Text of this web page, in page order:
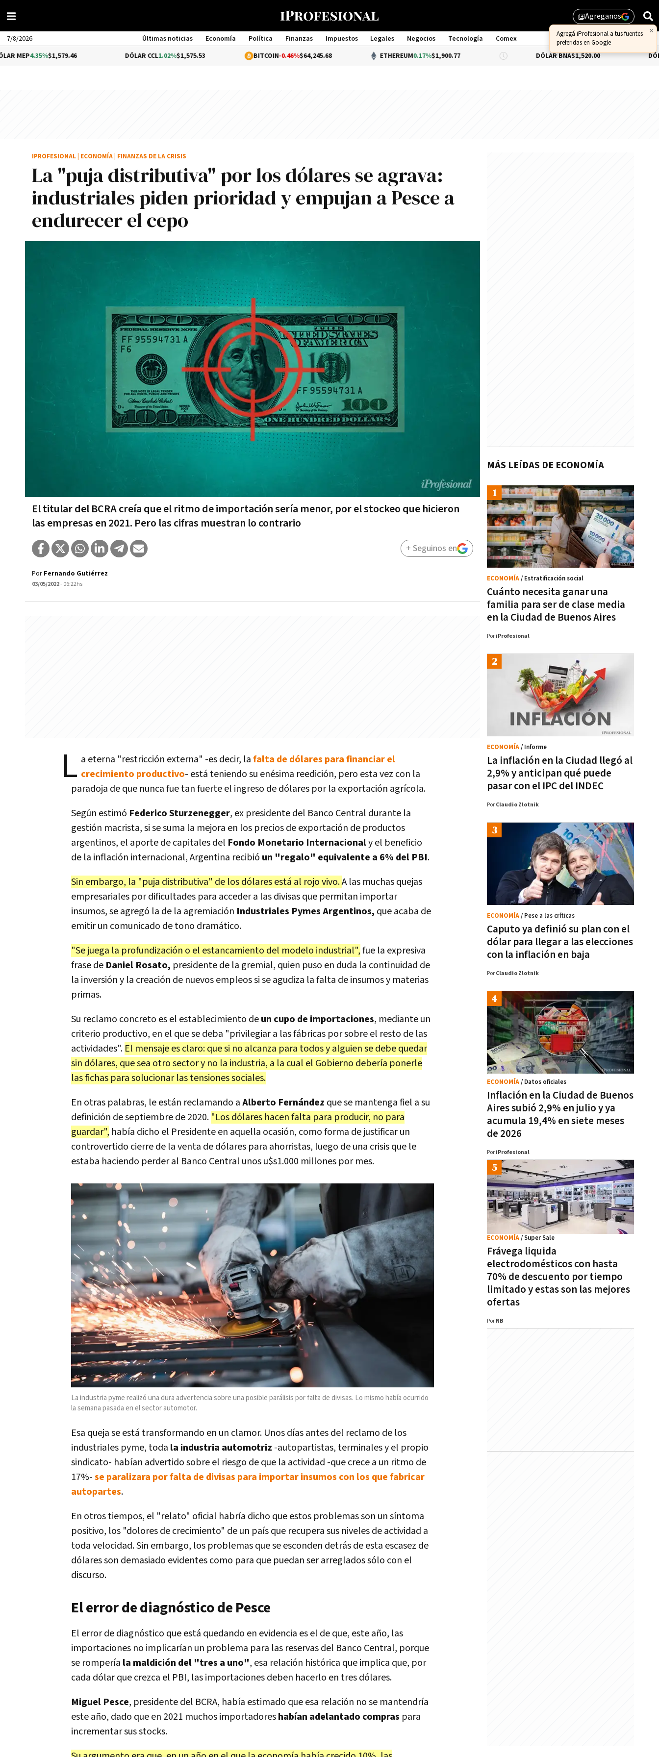
library_addAgreganos
7/8/2026 Últimas noticias Economía Política Finanzas Impuestos Legales Negocios Tecnología
Comex
Management
$1,579.46 1.02%$1,575.53 -0.46%$64,245.68 ETHEREUM 0.17%$1,900.77 DÓLAR BNA $1,520.00 DÓLAR BLUE-
La "puja distributiva" por los dólares se agrava:
industriales piden prioridad y empujan a Pesce a
endurecer el cepo
El titular del BCRA creía que el ritmo de importación sería menor, por el stockeo que hicieron
las empresas en 2021. Pero las cifras muestran lo contrario
IPROFESIONAL ECONOMÍA FINANZAS DE LA CRISIS
Por Fernando Gutiérrez
03/05/2022- 06:22hs
+ Seguinos en
L a eterna "restricción externa" -es decir, lafalta de dólares para financiar el
crecimiento productivo- está teniendo su enésima reedición, pero esta vez con la
paradoja de que nunca fue tan fuerte el ingreso de dólares por la exportación agrícola.
Según estimó Federico Sturzenegger, ex presidente del Banco Central durante la
gestión macrista, si se suma la mejora en los precios de exportación de productos
argentinos, el aporte de capitales del Fondo Monetario Internacionaly el beneficio
de la inflación internacional, Argentina recibió un "regalo" equivalente a 6% del PBI.
Sin embargo, la "puja distributiva" de los dólares está al rojo vivo.A las muchas quejas
empresariales por dificultades para acceder a las divisas que permitan importar
insumos, se agregó la de la agremiación Industriales Pymes Argentinos, que acaba de
emitir un comunicado de tono dramático.
"Se juega la profundización o el estancamiento del modelo industrial",fue la expresiva
frase de Daniel Rosato, presidente de la gremial, quien puso en duda la continuidad de
la inversión y la creación de nuevos empleos si se agudiza la falta de insumos y materias
primas.
Su reclamo concreto es el establecimiento deun cupo de importaciones, mediante un
criterio productivo, en el que se deba "privilegiar a las fábricas por sobre el resto de las
actividades". El mensaje es claro: que si no alcanza para todos y alguien se debe quedar
sin dólares, que sea otro sector y no la industria, a la cual el Gobierno debería ponerle
las fichas para solucionar las tensiones sociales.
En otras palabras, le están reclamando aAlberto Fernández que se mantenga fiel a su
definición de septiembre de 2020. "Los dólares hacen falta para producir, no para
guardar", había dicho el Presidente en aquella ocasión, como forma de justificar un
controvertido cierre de la venta de dólares para ahorristas, luego de una crisis que le
estaba haciendo perder al Banco Central unos u$s1.000 millones por mes.
La industria pyme realizó una dura advertencia sobre una posible parálisis por falta de divisas. Lo mismo había ocurrido
la semana pasada en el sector automotor.
Esa queja se está transformando en un clamor. Unos días antes del reclamo de los
industriales pyme, toda la industria automotriz -autopartistas, terminales y el propio
sindicato- habían advertido sobre el riesgo de que la actividad -que crece a un ritmo de
17%-se paralizara por falta de divisas para importar insumos con los que fabricar
autopartes.
En otros tiempos, el "relato" oficial habría dicho que estos problemas son un síntoma
positivo, los "dolores de crecimiento" de un país que recupera sus niveles de actividad a
toda velocidad. Sin embargo, los problemas que se esconden detrás de esta escasez de
dólares son demasiado evidentes como para que puedan ser arreglados sólo con el
discurso.
El error de diagnóstico de Pesce
El error de diagnóstico que está quedando en evidencia es el de que, este año, las
importaciones no implicarían un problema para las reservas del Banco Central, porque
se rompería la maldición del "tres a uno", esa relación histórica que implica que, por
cada dólar que crezca el PBI, las importaciones deben hacerlo en tres dólares.
Miguel Pesce, presidente del BCRA, había estimado que esa relación no se mantendría
este año, dado que en 2021 muchos importadoreshabían adelantado compras para
incrementar sus stocks.
MÁS LEÍDAS DE ECONOMÍA
Cuánto necesita ganar una
familia para ser de clase media
en la Ciudad de Buenos Aires
ECONOMÍA/ Estratificación social
Por iProfesional
La inflación en la Ciudad llegó al
2,9% y anticipan qué puede
pasar con el IPC del INDEC
ECONOMÍA/ Informe
Por Claudio Zlotnik
Caputo ya definió su plan con el
dólar para llegar a las elecciones
con la inflación en baja
ECONOMÍA/ Pese a las críticas
Por Claudio Zlotnik
Inflación en la Ciudad de Buenos
Aires subió 2,9% en julio y ya
acumula 19,4% en siete meses
de 2026
ECONOMÍA/ Datos oficiales
Por iProfesional
Frávega liquida
electrodomésticos con hasta
70% de descuento por tiempo
limitado y estas son las mejores
ofertas
ECONOMÍA/ Super Sale
Por NB